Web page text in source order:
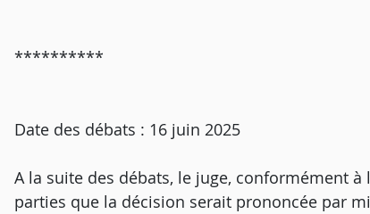
**********
Date des débats : 16 juin 2025
A la suite des débats, le juge, conformément
parties que la décision serait prononcée par